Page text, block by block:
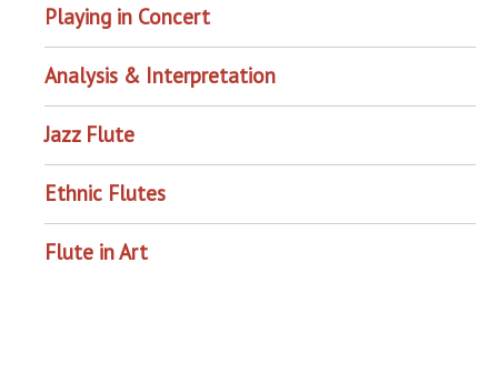
Playing in Concert
Analysis & Interpretation
Jazz Flute
Ethnic Flutes
Flute in Art